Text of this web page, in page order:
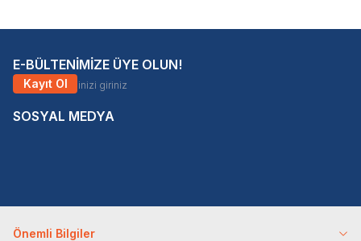
E-BÜLTENİMİZE ÜYE OLUN!
Kayıt Ol
SOSYAL MEDYA
Önemli Bilgiler